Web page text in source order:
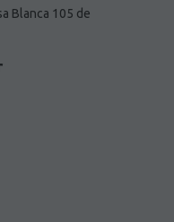
Blanca 105 de